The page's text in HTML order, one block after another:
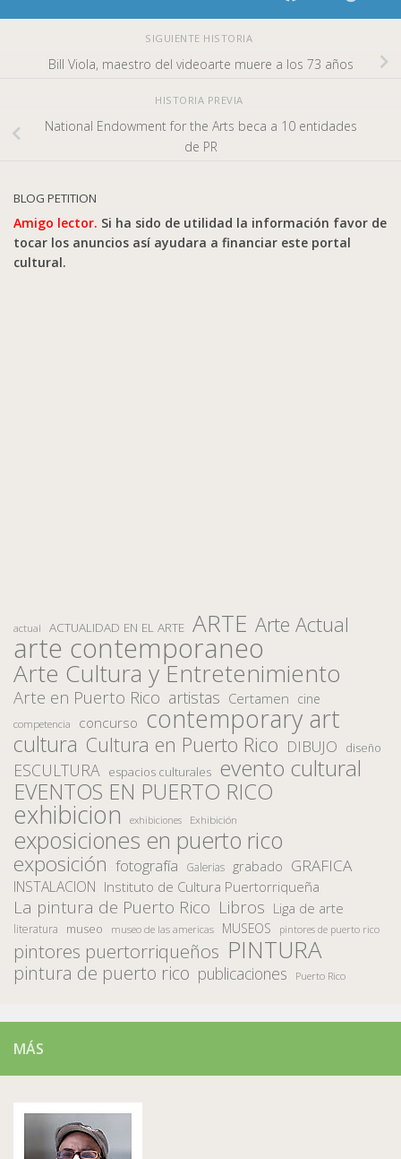
SIGUIENTE HISTORIA
Bill Viola, maestro del videoarte muere a los 73 años
HISTORIA PREVIA
National Endowment for the Arts beca a 10 entidades
de PR
BLOG PETITION
Amigo lector. Si ha sido de utilidad la información favor de
tocar los anuncios así ayudara a financiar este portal
cultural.
actual ACTUALIDAD EN EL ARTE ARTE Arte Actual
arte contemporaneo
Arte Cultura y Entretenimiento
Arte en Puerto Rico artistas Certamen cine
competencia concurso contemporary art
cultura Cultura en Puerto Rico DIBUJO diseño
ESCULTURA espacios culturales evento cultural
EVENTOS EN PUERTO RICO
exhibicion exhibiciones Exhibición
exposiciones en puerto rico
exposición fotografía Galerias grabado GRAFICA
INSTALACION Instituto de Cultura Puertorriqueña
La pintura de Puerto Rico Libros Liga de arte
literatura museo museo de las americas MUSEOS pintores de puerto rico
pintores puertorriqueños PINTURA
pintura de puerto rico publicaciones Puerto Rico
MÁS